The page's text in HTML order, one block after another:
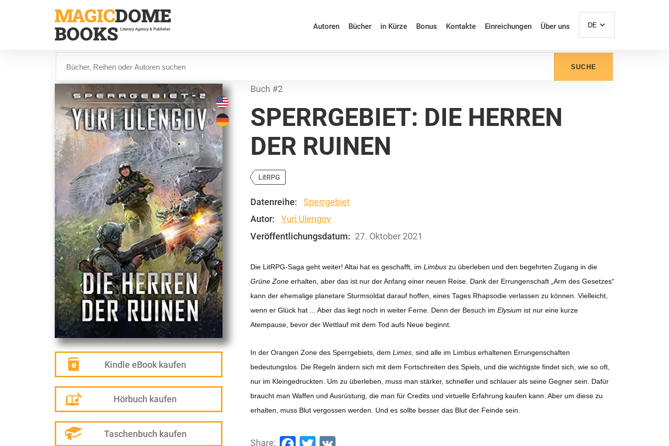
Autoren Bücher in Kürze Bonus Kontakte Einreichungen Über uns DE
SUCHE
Kindle eBook kaufen
Hörbuch kaufen
Taschenbuch kaufen
Buch #2
SPERRGEBIET: DIE HERREN
DER RUINEN
LitRPG
Datenreihe:
Sperrgebiet
Autor:
Yuri Ulengov
Veröffentlichungsdatum: 27. Oktober 2021
Die LitRPG-Saga geht weiter! Altai hat es geschafft, imLimbus zu überleben und den begehrten Zugang in die
Grüne Zone erhalten, aber das ist nur der Anfang einer neuen Reise. Dank der Errungenschaft „Arm des Gesetzes“
kann der ehemalige planetare Sturmsoldat darauf hoffen, eines Tages Rhapsodie verlassen zu können. Vielleicht,
wenn er Glück hat ... Aber das liegt noch in weiter Ferne. Denn der Besuch imElysium ist nur eine kurze
Atempause, bevor der Wettlauf mit dem Tod aufs Neue beginnt.
In der Orangen Zone des Sperrgebiets, demLimes , sind alle im Limbus erhaltenen Errungenschaften
bedeutungslos. Die Regeln ändern sich mit dem Fortschreiten des Spiels, und die wichtigste findet sich, wie so oft,
nur im Kleingedruckten. Um zu überleben, muss man stärker, schneller und schlauer als seine Gegner sein. Dafür
braucht man Waffen und Ausrüstung, die man für Credits und virtuelle Erfahrung kaufen kann. Aber um diese zu
erhalten, muss Blut vergossen werden. Und es sollte besser das Blut der Feinde sein.
Share: